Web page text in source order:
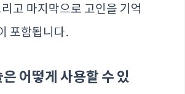
고 마지막으로 고인을 기억
포함됩니다.
어떻게 사용할 수 있